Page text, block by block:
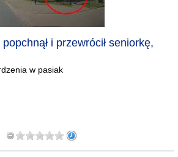
i przewrócił seniorkę,
w pasiak